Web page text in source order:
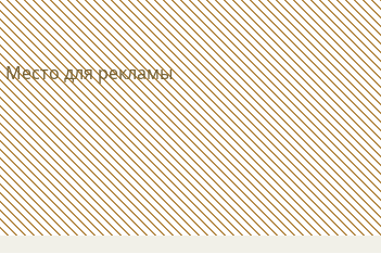
Место для рекламы